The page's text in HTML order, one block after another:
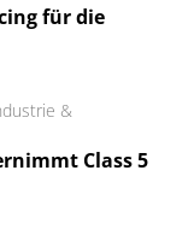
für die
&
Class 5